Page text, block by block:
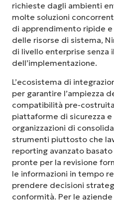
richieste dagli ambienti
molte soluzioni
di apprendimento ripide
delle risorse di sistema,
di livello enterprise senza
dell’implementazione.
L’ecosistema di
per garantire l’ampiezza
compatibilità pre-
piattaforme di sicurezza e
organizzazioni di
strumenti piuttosto che
reporting avanzato
pronte per la revisione
le informazioni in tempo
prendere decisioni
conformità. Per le